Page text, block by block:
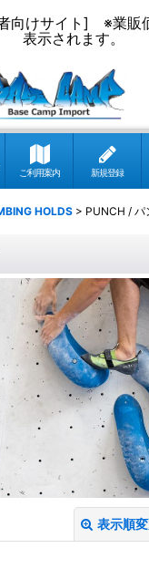
向けサイト] ※業販
表示されます。
ご利用案内 新規登録
HOLDS > PUNCH / パ
表示順